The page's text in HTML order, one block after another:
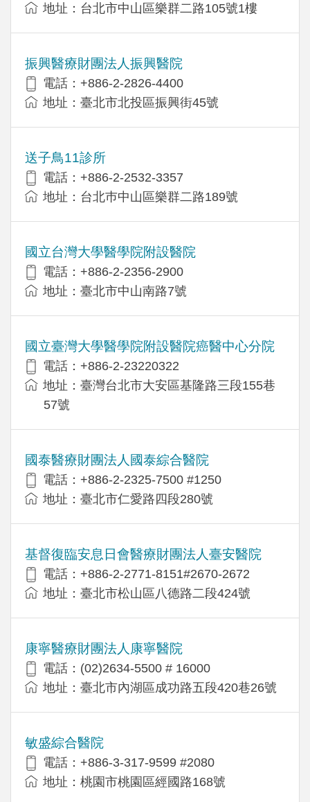
地址：台北市中山區樂群二路105號1樓
振興醫療財團法人振興醫院
電話：+886-2-2826-4400
地址：臺北市北投區振興街45號
送子鳥11診所
電話：+886-2-2532-3357
地址：台北巿中山區樂群二路189號
國立台灣大學醫學院附設醫院
電話：+886-2-2356-2900
地址：臺北市中山南路7號
國立臺灣大學醫學院附設醫院癌醫中心分院
電話：+886-2-23220322
地址：臺灣台北市大安區基隆路三段155巷
57號
國泰醫療財團法人國泰綜合醫院
電話：+886-2-2325-7500 #1250
地址：臺北市仁愛路四段280號
基督復臨安息日會醫療財團法人臺安醫院
電話：+886-2-2771-8151#2670-2672
地址：臺北市松山區八德路二段424號
康寧醫療財團法人康寧醫院
電話：(02)2634-5500 # 16000
地址：臺北市內湖區成功路五段420巷26號
敏盛綜合醫院
電話：+886-3-317-9599 #2080
地址：桃園市桃園區經國路168號